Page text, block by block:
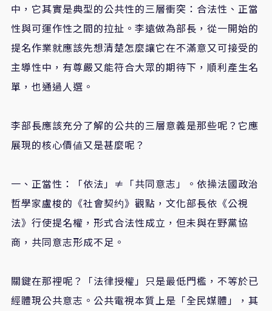
中，它其實是典型的公共性的三層衝突：合法性、正當
性與可運作性之間的拉扯。李遠做為部長，從一開始的
提名作業就應該先想清楚怎麼讓它在不滿意又可接受的
主導性中，有尊嚴又能符合大眾的期待下，順利產生名
單，也通過人選。
李部長應該充分了解的公共的三層意義是那些呢？它應
展現的核心價値又是甚麼呢？
一、正當性：「依法」≠「共同意志」。依操法國政治
哲學家盧梭的《社會契约》觀點，文化部長依《公視
法》行使提名權，形式合法性成立，但未與在野黨協
商，共同意志形成不足。
關鍵在那裡呢？「法律授權」只是最低門檻，不等於已
經體現公共意志。公共電視本質上是「全民媒體」，其